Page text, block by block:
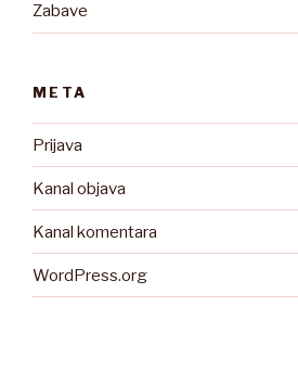
Zabave
META
Prijava
Kanal objava
Kanal komentara
WordPress.org